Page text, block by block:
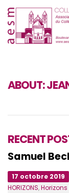
ABOUT:
RECENT
Samuel
17 octobre 2019
HORIZONS,Horizons